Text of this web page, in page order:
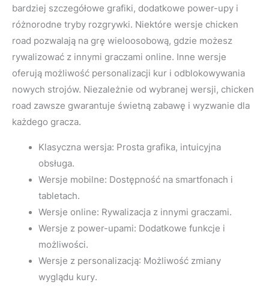
bardziej szczegółowe grafiki, dodatkowe power-upy i
różnorodne tryby rozgrywki. Niektóre wersje chicken
road pozwalają na grę wieloosobową, gdzie możesz
rywalizować z innymi graczami online. Inne wersje
oferują możliwość personalizacji kur i odblokowywania
nowych strojów. Niezależnie od wybranej wersji, chicken
road zawsze gwarantuje świetną zabawę i wyzwanie dla
każdego gracza.
Klasyczna wersja: Prosta grafika, intuicyjna
obsługa.
Wersje mobilne: Dostępność na smartfonach i
tabletach.
Wersje online: Rywalizacja z innymi graczami.
Wersje z power-upami: Dodatkowe funkcje i
możliwości.
Wersje z personalizacją: Możliwość zmiany
wyglądu kury.